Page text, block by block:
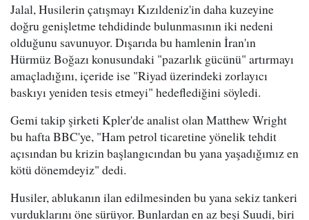
Jalal, Husilerin çatışmayı Kızıldeniz'in daha kuzeyine
doğru genişletme tehdidinde bulunmasının iki nedeni
olduğunu savunuyor. Dışarıda bu hamlenin İran'ın
Hürmüz Boğazı konusundaki "pazarlık gücünü" artırmayı
amaçladığını, içeride ise "Riyad üzerindeki zorlayıcı
baskıyı yeniden tesis etmeyi" hedeflediğini söyledi.
Gemi takip şirketi Kpler'de analist olan Matthew Wright
bu hafta BBC'ye, "Ham petrol ticaretine yönelik tehdit
açısından bu krizin başlangıcından bu yana yaşadığımız en
kötü dönemdeyiz" dedi.
Husiler, ablukanın ilan edilmesinden bu yana sekiz tankeri
vurduklarını öne sürüyor. Bunlardan en az beşi Suudi, biri